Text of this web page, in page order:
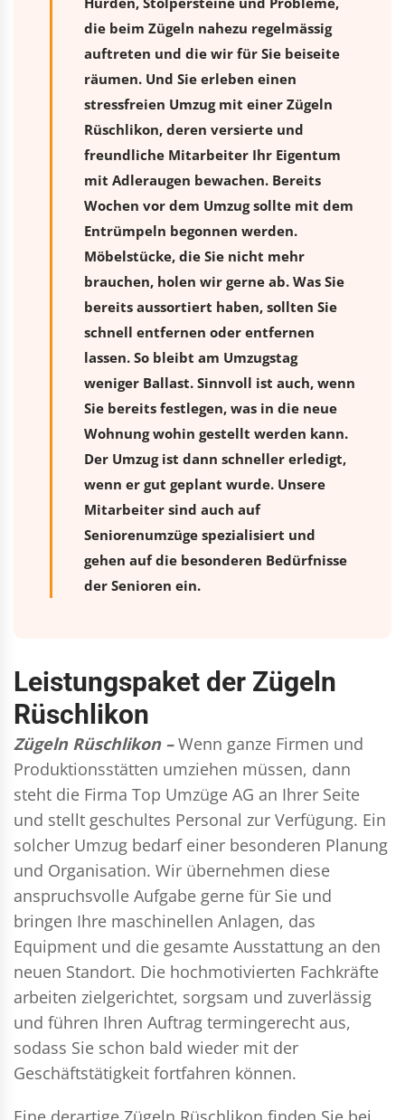
die beim Zügeln nahezu regelmässig
auftreten und die wir für Sie beiseite
räumen. Und Sie erleben einen
stressfreien Umzugmit einer Zügeln
Rüschlikon, deren versierte und
freundliche Mitarbeiter Ihr Eigentum
mit Adleraugen bewachen. Bereits
Wochen vor dem Umzug sollte mit dem
Entrümpeln begonnen werden.
Möbelstücke, die Sie nicht mehr
brauchen, holen wir gerne ab. Was Sie
bereits aussortiert haben, sollten Sie
schnell entfernen oder entfernen
lassen. So bleibt am Umzugstag
weniger Ballast. Sinnvoll ist auch, wenn
Sie bereits festlegen, was in die neue
Wohnung wohin gestellt werden kann.
Der Umzug ist dann schneller erledigt,
wenn er gut geplant wurde. Unsere
Mitarbeiter sind auch auf
Seniorenumzüge spezialisiert und
gehen auf die besonderen Bedürfnisse
der Senioren ein.
Leistungspaket der Zügeln
Rüschlikon
Zügeln Rüschlikon – Wenn ganze Firmen und
Produktionsstätten umziehen müssen, dann
steht die Firma Top Umzüge AG an Ihrer Seite
und stellt geschultes Personal zur Verfügung. Ein
solcher Umzug bedarf einer besonderen Planung
und Organisation. Wir übernehmen diese
anspruchsvolle Aufgabe gerne für Sie und
bringen Ihre maschinellen Anlagen, das
Equipment und die gesamte Ausstattung an den
neuen Standort. Die hochmotivierten Fachkräfte
arbeiten zielgerichtet, sorgsam und zuverlässig
und führen Ihren Auftrag termingerecht aus,
sodass Sie schon bald wieder mit der
Geschäftstätigkeit fortfahren können.